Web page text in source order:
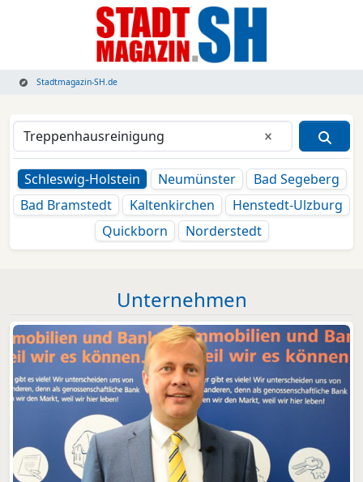
Stadtmagazin-SH.de
Eingabe
Schleswig-Holstein
Neumünster
Bad Segeberg
Bad Bramstedt
Kaltenkirchen
Henstedt-Ulzburg
Quickborn
Norderstedt
Unternehmen